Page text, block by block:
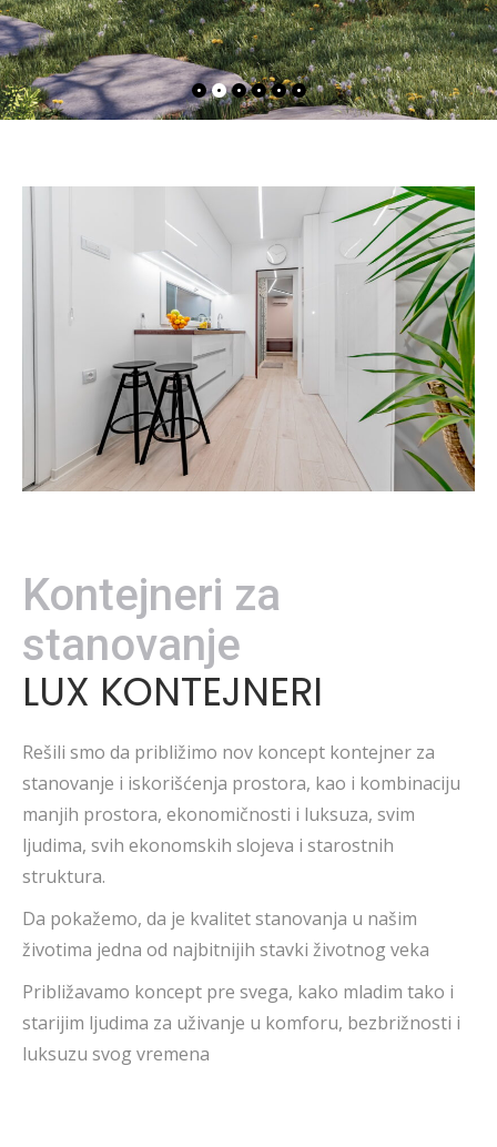
Kontejneri za
stanovanje
LUX KONTEJNERI
Rešili smo da približimo nov koncept kontejner za
stanovanje i iskorišćenja prostora, kao i kombinaciju
manjih prostora, ekonomičnosti i luksuza, svim
ljudima, svih ekonomskih slojeva i starostnih
struktura.
Da pokažemo, da je kvalitet stanovanja u našim
životima jedna od najbitnijih stavki životnog veka
Približavamo koncept pre svega, kako mladim tako i
starijim ljudima za uživanje u komforu, bezbrižnosti i
luksuzu svog vremena